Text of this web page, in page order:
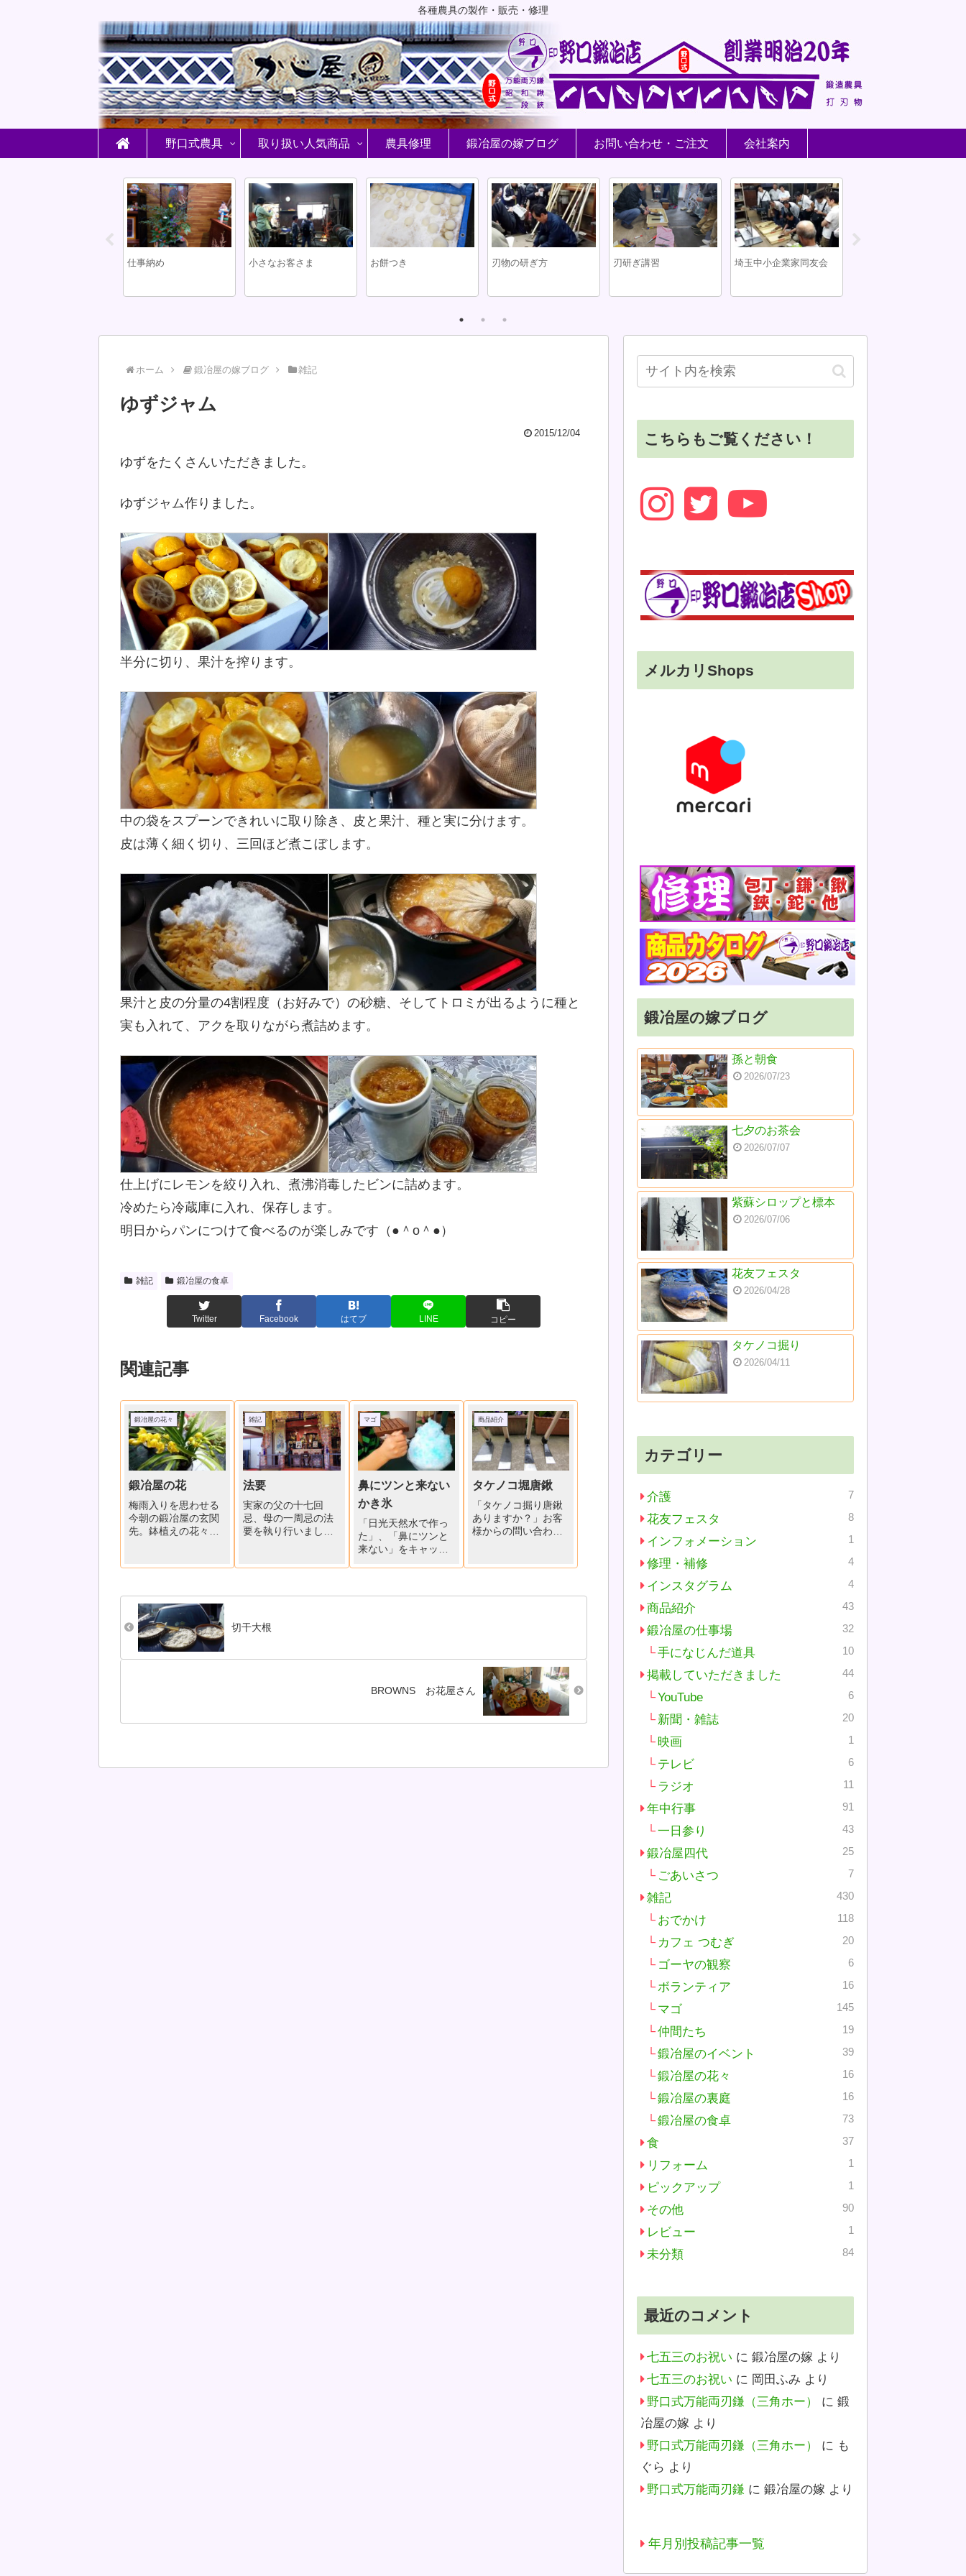
各種農具の製作・販売・修理
野口式農具 取り扱い人気商品 農具修理 鍛冶屋の嫁ブログ お問い合わせ・ご注文 会社案内
仕事納め 小さなお客さま お餅つき 刃物の研ぎ方 刃研ぎ講習 埼玉中小企業家同友会
ホーム 鍛冶屋の嫁ブログ 雑記
ゆずジャム
2015/12/04
ゆずをたくさんいただきました。
ゆずジャム作りました。
半分に切り、果汁を搾ります。
中の袋をスプーンできれいに取り除き、皮と果汁、種と実に分けます。
皮は薄く細く切り、三回ほど煮こぼします。
果汁と皮の分量の4割程度（お好みで）の砂糖、そしてトロミが出るように種と
実も入れて、アクを取りながら煮詰めます。
仕上げにレモンを絞り入れ、煮沸消毒したビンに詰めます。
冷めたら冷蔵庫に入れ、保存します。
明日からパンにつけて食べるのが楽しみです（●＾o＾●）
雑記 鍛冶屋の食卓
Twitter Facebook はてブ LINE コピー
関連記事
鍛冶屋の花々
鍛冶屋の花
梅雨入りを思わせる
今朝の鍛冶屋の玄関
先。鉢植えの花々が
とシンビジューム」
冬場新聞紙で覆って
寒さを防ぐくらいだ
し、シンビジューム
に至ってはほとんど
ほったらかし状態。
手入れらしいことあ
雑記
法要
実家の父の十七回
忌、母の一周忌の法
要を執り行いまし
が、ご住職様のご厚
して、参列者で個人
生前書き残した「自
分史？」、「辞世
とは言えない、自筆
マゴ
鼻にツンと来ない
かき氷
「日光天然水で作っ
た」、「鼻にツンと
来ない」をキャッチ
ていたら...
商品紹介
タケノコ堀唐鍬
「タケノコ掘り唐鍬
ありますか？」お客
様からの問い合わせ
ノコ掘り唐鍬」各種
時季物ですので、在
た「フキ」とタケノ
コの炒...
切干大根
BROWNS お花屋さん
こちらもご覧ください！
メルカリShops
鍛冶屋の嫁ブログ
孫と朝食
2026/07/23
七夕のお茶会
2026/07/07
紫蘇シロップと標本
2026/07/06
花友フェスタ
2026/04/28
タケノコ掘り
2026/04/11
カテゴリー
介護 7
花友フェスタ 8
インフォメーション 1
修理・補修 4
インスタグラム 4
商品紹介 43
鍛冶屋の仕事場 32
手になじんだ道具 10
掲載していただきました 44
YouTube 6
新聞・雑誌 20
映画 1
テレビ 6
ラジオ 11
年中行事 91
一日参り 43
鍛冶屋四代 25
ごあいさつ 7
雑記 430
おでかけ 118
カフェ つむぎ 20
ゴーヤの観察 6
ボランティア 16
マゴ 145
仲間たち 19
鍛冶屋のイベント 39
鍛冶屋の花々 16
鍛冶屋の裏庭 16
鍛冶屋の食卓 73
食 37
リフォーム 1
ピックアップ 1
その他 90
レビュー 1
未分類 84
最近のコメント
七五三のお祝い に 鍛冶屋の嫁 より
七五三のお祝い に 岡田ふみ より
野口式万能両刃鎌（三角ホー）
に 鍛
冶屋の嫁 より
野口式万能両刃鎌（三角ホー）
に も
ぐら より
野口式万能両刃鎌 に 鍛冶屋の嫁 より
年月別投稿記事一覧